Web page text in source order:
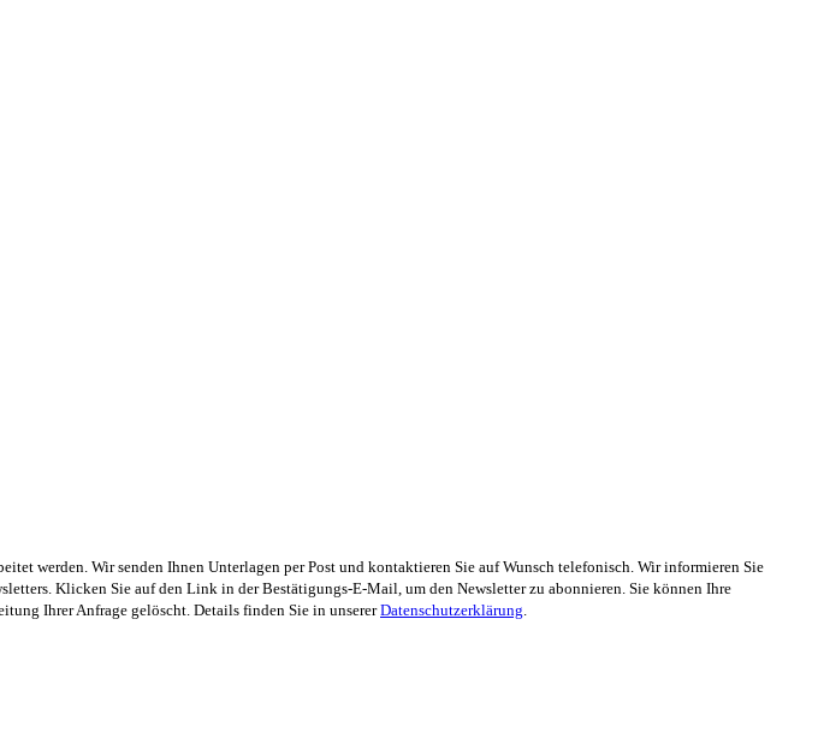
werden. Wir senden Ihnen Unterlagen per Post und kontaktieren Sie auf Wunsch telefonisch. Wir informieren Sie
Klicken Sie auf den Link in der Bestätigungs-E-Mail, um den Newsletter zu abonnieren. Sie können Ihre
Ihrer Anfrage gelöscht. Details finden Sie in unsererDatenschutzerklärung